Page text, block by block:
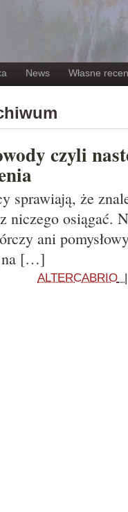
News Własne
czyli
sprawiają, że
niczego osiągać.
ani
na […]
ALTERCABRIO